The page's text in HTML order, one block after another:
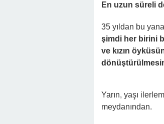
En uzun süreli
35 yıldan bu
şimdi her birini
ve kızın
Yarın, yaşı
meydanından.